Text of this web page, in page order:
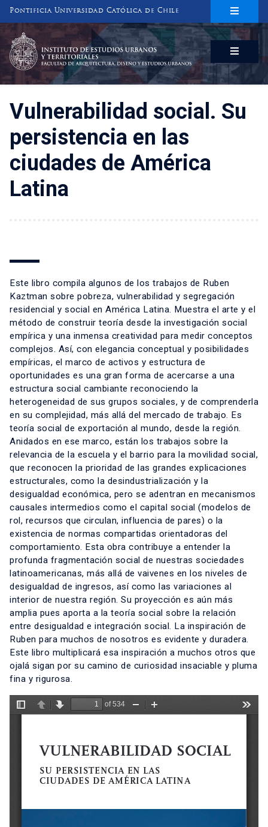
Pontificia Universidad Católica de Chile
INSTITUTO DE ESTUDIOS URBANOS
Y TERRITORIALES
FACULTAD DE ARQUITECTURA, DISEÑO Y ESTUDIOS URBANOS
Vulnerabilidad social. Su
persistencia en las
ciudades de América
Latina
Este libro compila algunos de los trabajos de Ruben
Kaztman sobre pobreza, vulnerabilidad y segregación
residencial y social en América Latina. Muestra el arte y el
método de construir teoría desde la investigación social
empírica y una inmensa creatividad para medir conceptos
complejos. Así, con elegancia conceptual y posibilidades
empíricas, el marco de activos y estructura de
oportunidades es una gran forma de acercarse a una
estructura social cambiante reconociendo la
heterogeneidad de sus grupos sociales, y de comprenderla
en su complejidad, más allá del mercado de trabajo. Es
teoría social de exportación al mundo, desde la región.
Anidados en ese marco, están los trabajos sobre la
relevancia de la escuela y el barrio para la movilidad social,
que reconocen la prioridad de las grandes explicaciones
estructurales, como la desindustrialización y la
desigualdad económica, pero se adentran en mecanismos
causales intermedios como el capital social (modelos de
rol, recursos que circulan, influencia de pares) o la
existencia de normas compartidas orientadoras del
comportamiento. Esta obra contribuye a entender la
profunda fragmentación social de nuestras sociedades
latinoamericanas, más allá de vaivenes en los niveles de
desigualdad de ingresos, así como las variaciones al
interior de nuestra región. Su proyección es aún más
amplia pues aporta a la teoría social sobre la relación
entre desigualdad e integración social. La inspiración de
Ruben para muchos de nosotros es evidente y duradera.
Este libro multiplicará esa inspiración a muchos otros que
ojalá sigan por su camino de curiosidad insaciable y pluma
fina y rigurosa.